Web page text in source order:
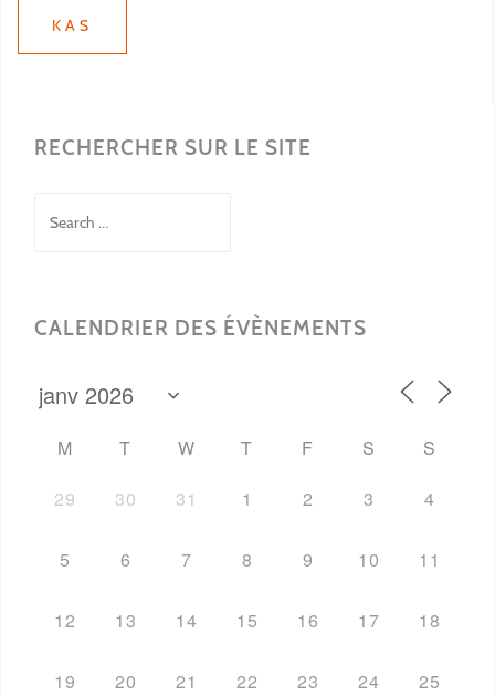
RECHERCHER SUR LE SITE
for:
CALENDRIER DES ÉVÈNEMENTS
M T W T F S
S
29
30 31 1 2 3 4
5 6 7 8 9 10 11
12 13 14 15 16 17 18
19 20 21 22 23 24 25